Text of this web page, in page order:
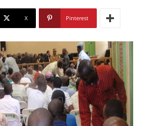
X Pinterest